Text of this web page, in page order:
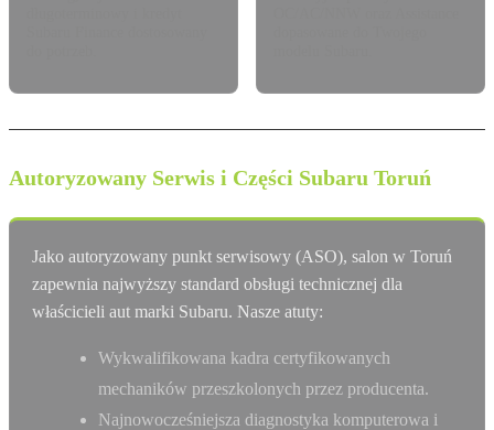
Autoryzowany Serwis i Części Subaru Toruń
Jako autoryzowany punkt serwisowy (ASO), salon w Toruń
zapewnia najwyższy standard obsługi technicznej dla
właścicieli aut marki Subaru. Nasze atuty:
Wykwalifikowana kadra certyfikowanych
mechaników przeszkolonych przez producenta.
Najnowocześniejsza diagnostyka komputerowa i